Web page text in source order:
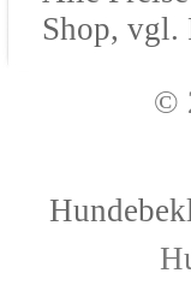
Shop, vgl.
©